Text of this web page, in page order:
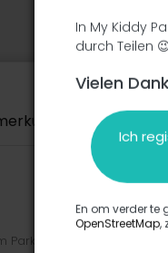
Einen
eingegeben.
In My Kiddy
durch Teilen
Vielen
Ich
En om verder te
OpenStreetMap,